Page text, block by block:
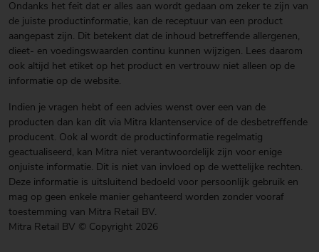
Ondanks het feit dat er alles aan wordt gedaan om zeker te zijn van
de juiste productinformatie, kan de receptuur van een product
aangepast zijn. Dit betekent dat de inhoud betreffende allergenen,
dieet- en voedingswaarden continu kunnen wijzigen. Lees daarom
ook altijd het etiket op het product en vertrouw niet alleen op de
informatie op de website.
Indien je vragen hebt of een advies wenst over een van de
producten dan kan dit via Mitra klantenservice of de desbetreffende
producent. Ook al wordt de productinformatie regelmatig
geactualiseerd, kan Mitra niet verantwoordelijk zijn voor enige
onjuiste informatie. Dit is niet van invloed op de wettelijke rechten.
Deze informatie is uitsluitend bedoeld voor persoonlijk gebruik en
mag op geen enkele manier gehanteerd worden zonder vooraf
toestemming van Mitra Retail BV.
Mitra Retail BV © Copyright 2026